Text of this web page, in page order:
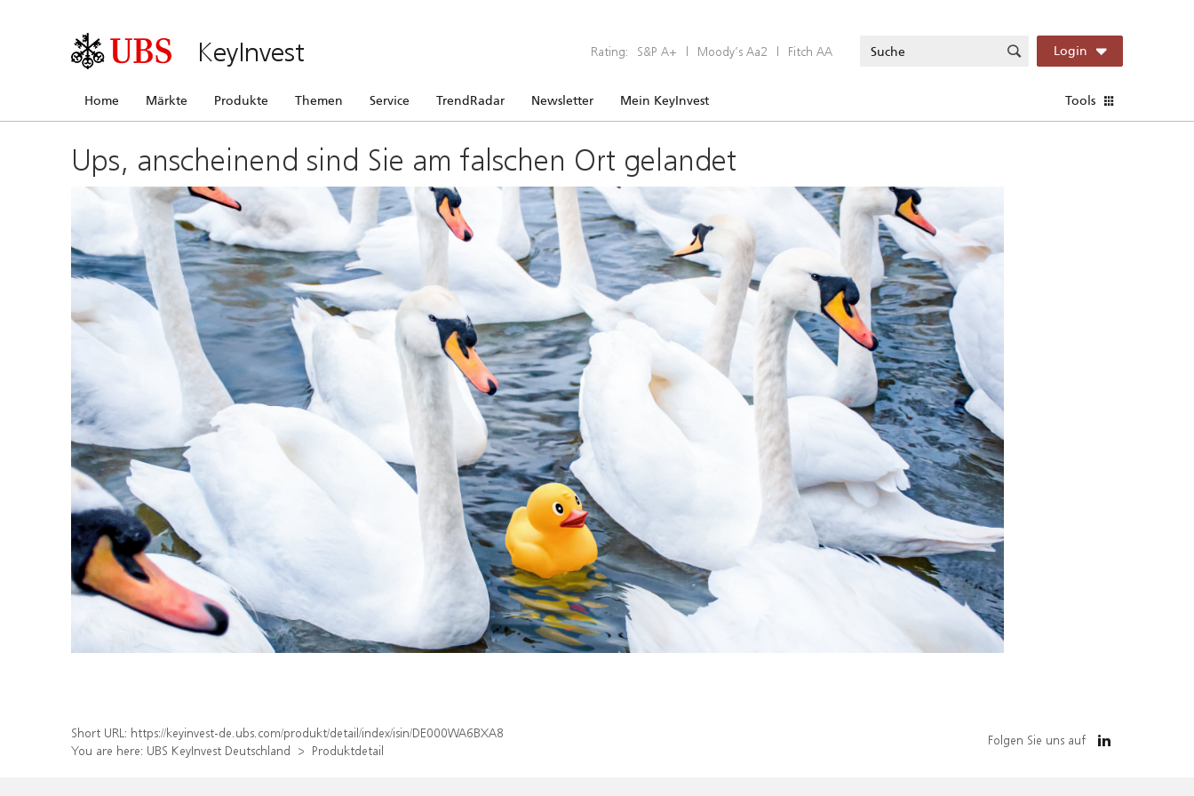
KeyInvest Rating: S&P A+ | Moody’s Aa2 | Fitch AA Login
Home Märkte Produkte Themen Service TrendRadar Newsletter Mein KeyInvest Tools
Ups, anscheinend sind Sie am falschen Ort gelandet
Short URL: https://keyinvest-de.ubs.com/produkt/detail/index/isin/DE000WA6BXA8
You are here: UBS KeyInvest Deutschland Produktdetail
Folgen Sie uns auf